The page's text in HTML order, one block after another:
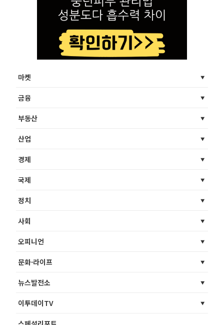
마켓
금융
부동산
산업
경제
국제
정치
사회
오피니언
문화·라이프
뉴스발전소
이투데이TV